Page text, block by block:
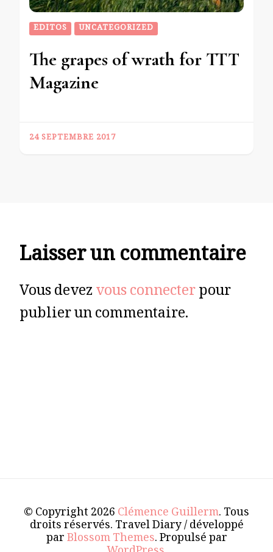
EDITOS UNCATEGORIZED
The grapes of wrath for TTT
Magazine
24 SEPTEMBRE 2017
Laisser un commentaire
Vous devezvous connecterpour
publier un commentaire.
© Copyright 2026 Clémence Guillerm. Tous
droits réservés. Travel Diary / développé
parBlossom Themes. Propulsé par